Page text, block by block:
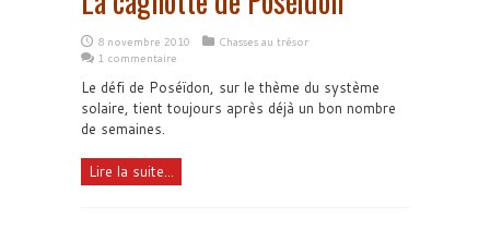
8 novembre 2010
Chasses au trésor
1 commentaire
Le défi de Poséïdon, sur le thème du système
solaire, tient toujours après déjà un bon nombre
de semaines.
Lire la suite...